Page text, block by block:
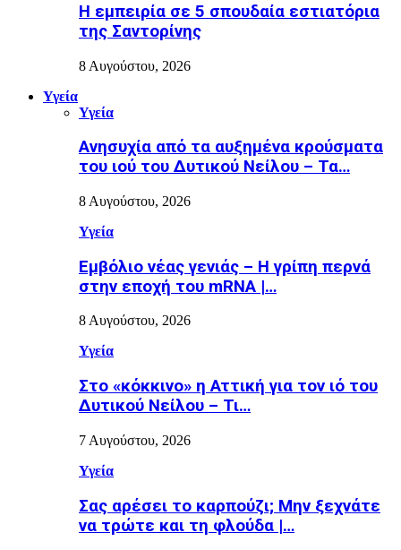
Η εμπειρία σε 5 σπουδαία εστιατόρια
της Σαντορίνης
8 Αυγούστου, 2026
Υγεία
Υγεία
Ανησυχία από τα αυξημένα κρούσματα
του ιού του Δυτικού Νείλου – Τα…
8 Αυγούστου, 2026
Υγεία
Εµβόλιο νέας γενιάς – Η γρίπη περνά
στην εποχή του mRNA |…
8 Αυγούστου, 2026
Υγεία
Στο «κόκκινο» η Αττική για τον ιό του
Δυτικού Νείλου – Τι…
7 Αυγούστου, 2026
Υγεία
Σας αρέσει το καρπούζι; Μην ξεχνάτε
να τρώτε και τη φλούδα |…